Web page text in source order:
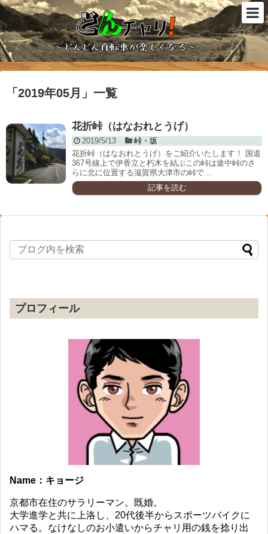
「 2019年05月 」 一覧
花折峠（はなおれとうげ）
2019/5/13
峠・坂
花折峠（はなおれとうげ）をご紹介いたします！ 国道
367号線上で伊香立と朽木を結ぶこの峠は途中峠のさ
らに北に位置する滋賀県大津市の峠で...
記事を読む
プロフィール
Name：キョージ
京都市在住のサラリーマン。既婚。
大学進学と共に上洛し、20代後半からスポーツバイクに
ハマる。なけなしのお小遣いからチャリ用の銭を捻り出